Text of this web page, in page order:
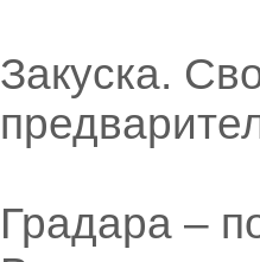
Закуска.
Градара –